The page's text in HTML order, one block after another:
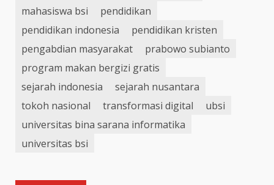
mahasiswa bsi
pendidikan
pendidikan indonesia
pendidikan kristen
pengabdian masyarakat
prabowo subianto
program makan bergizi gratis
sejarah indonesia
sejarah nusantara
tokoh nasional
transformasi digital
ubsi
universitas bina sarana informatika
universitas bsi